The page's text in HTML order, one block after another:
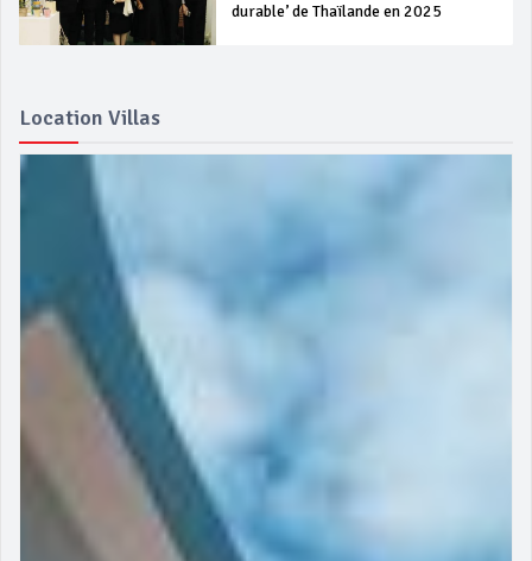
durable’ de Thaïlande en 2025
Location Villas